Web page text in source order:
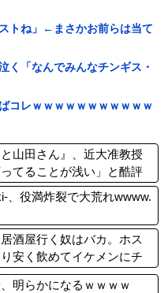
トね」←まさかお前らは当て
く「なんでみんなチンギス・
コレｗｗｗｗｗｗｗｗｗｗｗ
山田さん』、近大准教授
てることが浅い」と酷評
されてしまう……
、役満炸裂で大荒れwwww.
酒屋行く奴はバカ。ホス
安く飲めてイケメンにチ
明らかになるｗｗｗｗ